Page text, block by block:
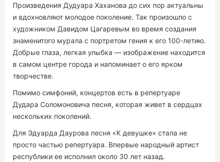
Произведения Дудуара Хаханова до сих пор актуальны
и вдохновляют молодое поколение. Так произошло с
художником Давидом Цагаревым во время создания
знаменитого мурала с портретом гения к его 100-летию.
Добрые глаза, легкая улыбка — изображение находится
в самом центре города и напоминает о его ярком
творчестве.
Помимо симфоний, концертов есть в репертуаре
Дудара Соломоновича песня, которая живет в сердцах
нескольких поколений.
Для Эдуарда Даурова песня «К девушке» стала не
просто частью репертуара. Впервые народный артист
республики ее исполнил около 30 лет назад.